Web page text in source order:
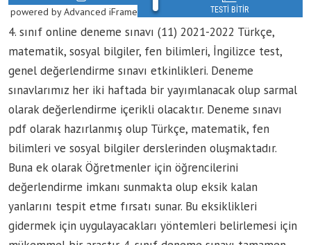
powered by Advanced iFrame
4. sınıf online deneme sınavı (11) 2021-2022 Türkçe,
matematik, sosyal bilgiler, fen bilimleri, İngilizce test,
genel değerlendirme sınavı etkinlikleri. Deneme
sınavlarımız her iki haftada bir yayımlanacak olup sarmal
olarak değerlendirme içerikli olacaktır. Deneme sınavı
pdf olarak hazırlanmış olup Türkçe, matematik, fen
bilimleri ve sosyal bilgiler derslerinden oluşmaktadır.
Buna ek olarak Öğretmenler için öğrencilerini
değerlendirme imkanı sunmakta olup eksik kalan
yanlarını tespit etme fırsatı sunar. Bu eksiklikleri
gidermek için uygulayacakları yöntemleri belirlemesi için